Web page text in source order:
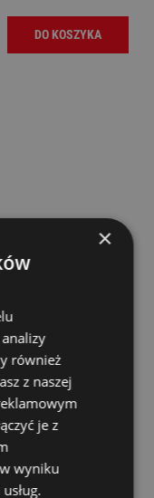
DO KOSZYKA
C4 CE
1 549,00 zł
DO KOSZYKA
×
również
z naszej
je z
wyniku